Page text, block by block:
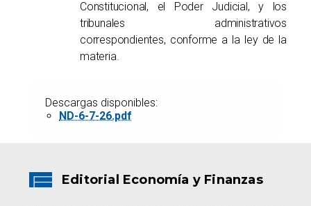
Constitucional, el Poder Judicial, y los
tribunales administrativos
correspondientes, conforme a la ley de la
materia.
Descargas disponibles:
ND-6-7-26.pdf
Editorial Economía y Finanzas